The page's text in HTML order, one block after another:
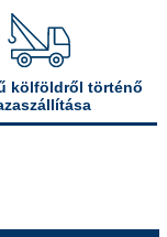
kölföldről történő